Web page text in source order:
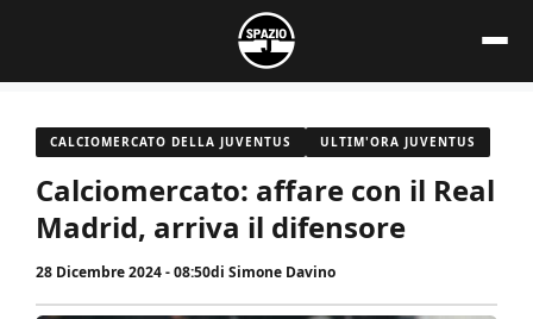
contenuto
CALCIOMERCATO DELLA JUVENTUS ULTIM'ORA JUVENTUS
Calciomercato: affare con il Real
Madrid, arriva il difensore
28 Dicembre 2024 - 08:50di Simone Davino